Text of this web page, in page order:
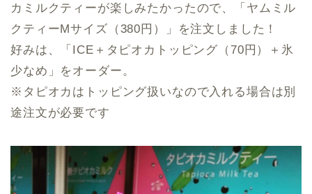
カミルクティーが楽しみたかったので、「ヤムミル
クティーMサイズ（380円）」を注文しました！
好みは、「ICE＋タピオカトッピング（70円）＋氷
少なめ」をオーダー。
※タピオカはトッピング扱いなので入れる場合は別
途注文が必要です